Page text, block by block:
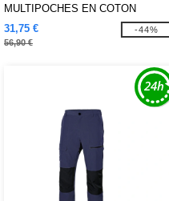
MULTIPOCHES EN COTON
STRETCH
31,75 €
56,90 €
-44%